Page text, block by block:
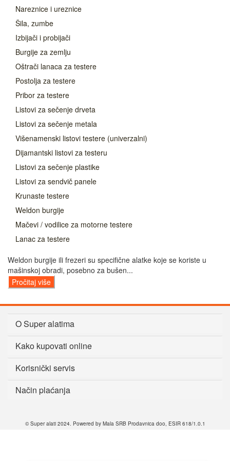
Nareznice i ureznice
Šila, zumbe
Izbijači i probijači
Burgije za zemlju
Oštrači lanaca za testere
Postolja za testere
Pribor za testere
Listovi za sečenje drveta
Listovi za sečenje metala
Višenamenski listovi testere (univerzalni)
Dijamantski listovi za testeru
Listovi za sečenje plastike
Listovi za sendvič panele
Krunaste testere
Weldon burgije
Mačevi / vodilice za motorne testere
Lanac za testere
Weldon burgije ili frezeri su specifične alatke koje se koriste u
mašinskoj obradi, posebno za bušen...
Pročitaj više
O Super alatima
Kako kupovati online
Korisnički servis
Način plaćanja
© Super alati 2024. Powered by Mala SRB Prodavnica doo, ESIR 618/1.0.1